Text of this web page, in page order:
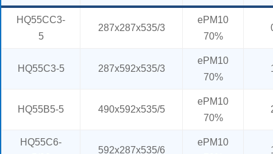
HQ55CC3-
5
287x287x535/3
ePM10
70%
HQ55C3-5 287x592x535/3
ePM10
70%
HQ55B5-5 490x592x535/5
ePM10
70%
HQ55C6-
592x287x535/6
ePM10